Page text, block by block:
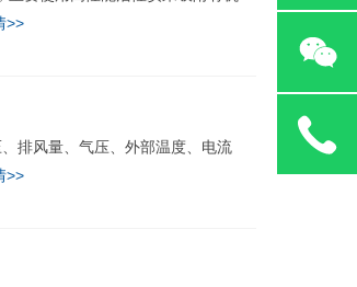
>>
排风量、气压、外部温度、电流
>>